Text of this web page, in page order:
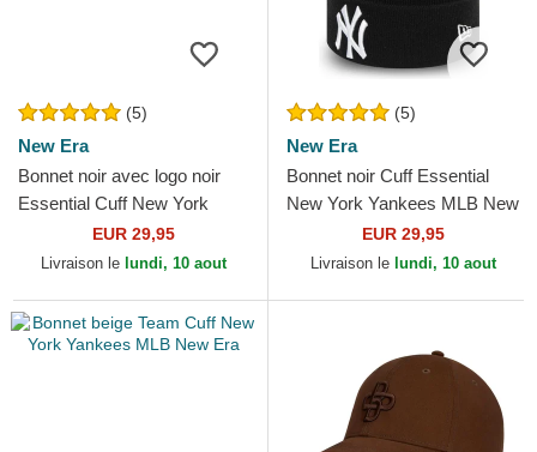
(5)
New Era
Bonnet noir avec logo noir
Essential Cuff New York
Yankees MLB New Era
EUR 29,95
Livraison le lundi, 10 aout
(5)
New Era
Bonnet noir Cuff Essential
New York Yankees MLB New
EUR 29,95
Livraison le lundi, 10 aout